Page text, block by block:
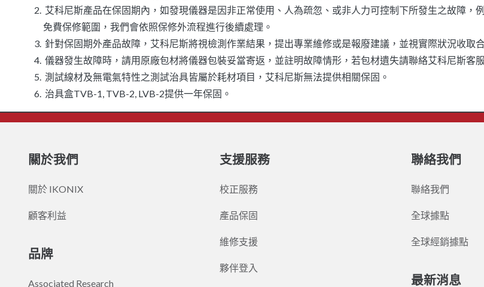
艾科尼斯產品在保固期內，如發現儀器是因非正常使用、人為疏忽、或非人力可控制下所發生之故障
免費保修範圍，我們會依照保修外流程進行後續處理。
針對保固期外產品故障，艾科尼斯將視檢測作業結果，提出專業維修或是報廢建議，並視實際狀況收取
儀器發生故障時，請用原廠包材將儀器包裝妥當寄返，並註明故障情形，若包材遺失請聯絡艾科尼斯客
測試線材及無電氣特性之測試治具皆屬於耗材項目，艾科尼斯無法提供相關保固。
治具盒TVB-1, TVB-2, LVB-2提供一年保固。
關於我們
關於 IKONIX
顧客利益
品牌
Associated Research
支援服務
校正服務
產品保固
維修支援
夥伴登入
聯絡我們
聯絡我們
全球據點
全球經銷據點
最新消息